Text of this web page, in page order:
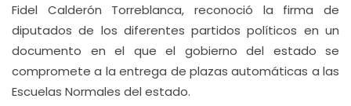
Fidel Calderón Torreblanca, reconoció la firma de
diputados de los diferentes partidos políticos en un
documento en el que el gobierno del estado se
compromete a la entrega de plazas automáticas a las
Escuelas Normales del estado.